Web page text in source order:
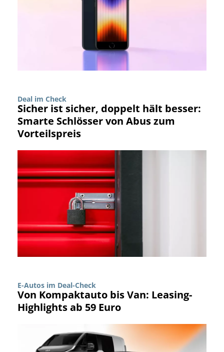
Deal im Check
Sicher ist sicher, doppelt hält besser:
Smarte Schlösser von Abus zum
Vorteilspreis
E-Autos im Deal-Check
Von Kompaktauto bis Van: Leasing-
Highlights ab 59 Euro